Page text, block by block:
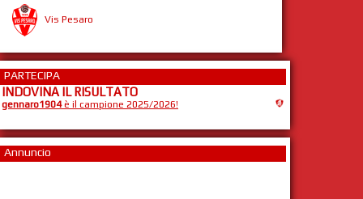
Vis Pesaro
PARTECIPA
INDOVINA IL RISULTATO
gennaro1904è il campione 2025/2026!
Annuncio